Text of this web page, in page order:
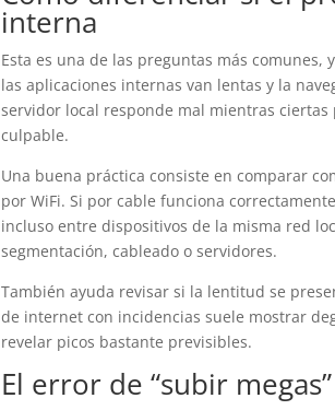
interna
Esta es una de las preguntas más
las aplicaciones internas van lentas y la
servidor local responde mal mientras
culpable.
Una buena práctica consiste en comparar
por WiFi. Si por cable funciona
incluso entre dispositivos de la misma red
segmentación, cableado o servidores.
También ayuda revisar si la lentitud se
de internet con incidencias suele mostrar
revelar picos bastante previsibles.
El error de “subir